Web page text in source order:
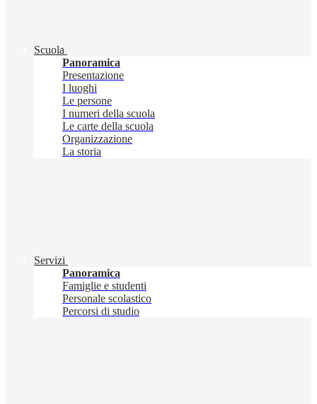
Scuola
Panoramica
Presentazione
I luoghi
Le persone
I numeri della scuola
Le carte della scuola
Organizzazione
La storia
Servizi
Panoramica
Famiglie e studenti
Personale scolastico
Percorsi di studio